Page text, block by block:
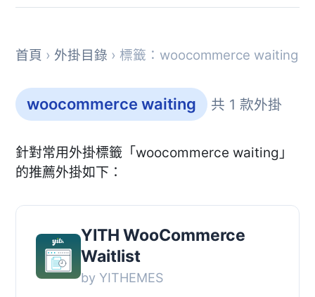
首頁 › 外掛目錄 › 標籤：woocommerce waiting
woocommerce waiting 共 1 款外掛
針對常用外掛標籤「woocommerce waiting」
的推薦外掛如下：
YITH WooCommerce
Waitlist
by YITHEMES